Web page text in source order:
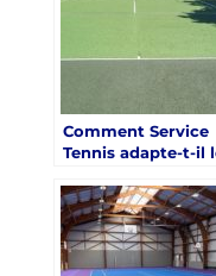
Comment Service
Tennis adapte-t-il
tennis à Mougins
pour des
spécifiques ?